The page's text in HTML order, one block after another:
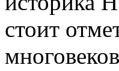
стоит